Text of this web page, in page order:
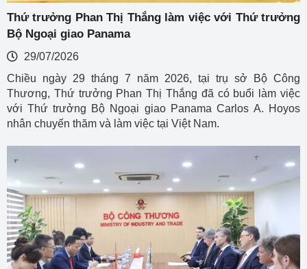
Thứ trưởng Phan Thị Thắng làm việc với Thứ trưởng
Bộ Ngoại giao Panama
29/07/2026
Chiều ngày 29 tháng 7 năm 2026, tại trụ sở Bộ Công
Thương, Thứ trưởng Phan Thị Thắng đã có buổi làm việc
với Thứ trưởng Bộ Ngoại giao Panama Carlos A. Hoyos
nhân chuyến thăm và làm việc tại Việt Nam.